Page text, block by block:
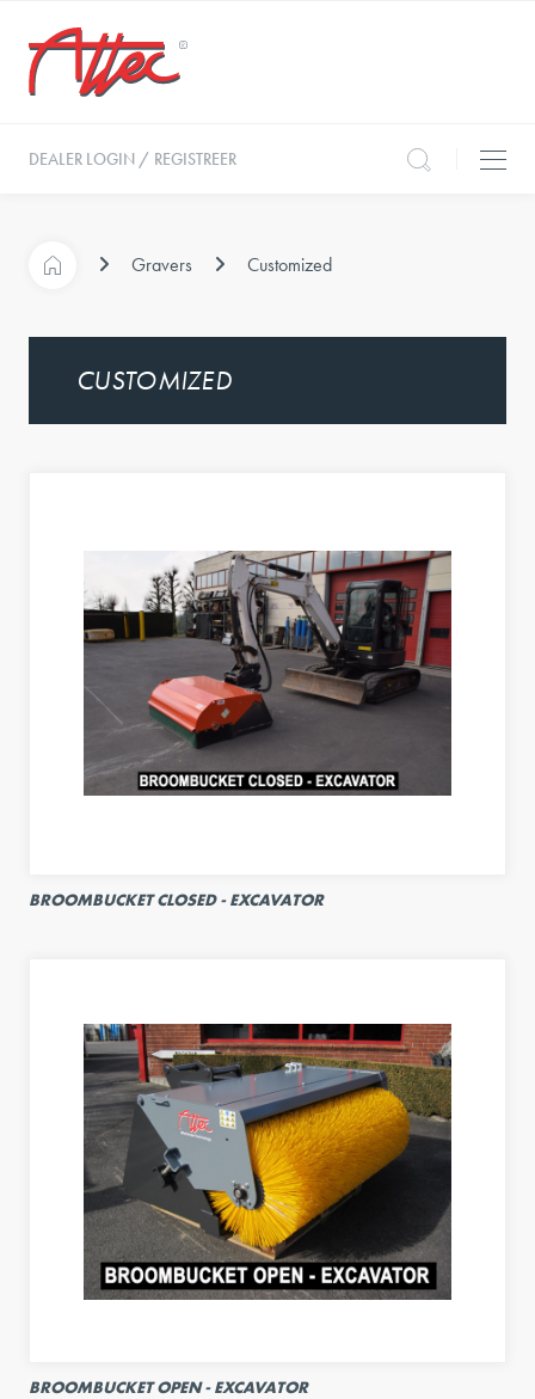
DEALER LOGIN / REGISTREER
Gravers Customized
CUSTOMIZED
BROOMBUCKET CLOSED - EXCAVATOR
BROOMBUCKET OPEN - EXCAVATOR